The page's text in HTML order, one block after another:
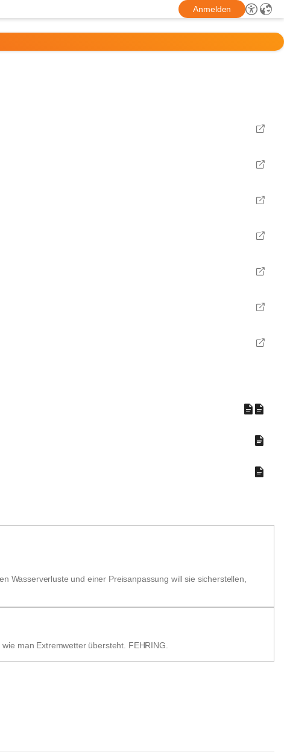
Anmelden
Wasserverluste und einer Preisanpassung will sie sicherstellen,
man Extremwetter übersteht. FEHRING.